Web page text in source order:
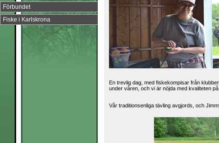
Förbundet
Fiske i Karlskrona
En trevlig dag, med fiskekompisar från
under våren, och vi är nöjda med kvaliteten
Vår traditionsenliga tävling avgjords, och